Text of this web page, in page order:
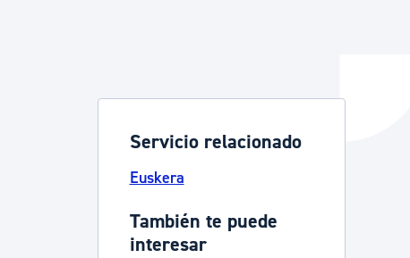
Servicio relacionado
Euskera
También te puede
interesar